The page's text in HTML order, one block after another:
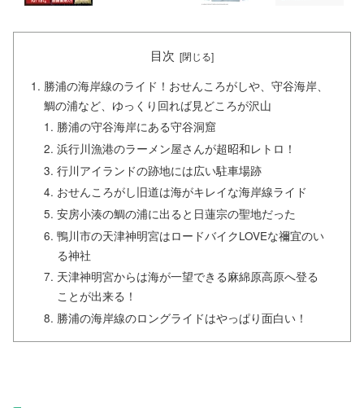
目次
勝浦の海岸線のライド！おせんころがしや、守谷海岸、
鯛の浦など、ゆっくり回れば見どころが沢山
勝浦の守谷海岸にある守谷洞窟
浜行川漁港のラーメン屋さんが超昭和レトロ！
行川アイランドの跡地には広い駐車場跡
おせんころがし旧道は海がキレイな海岸線ライド
安房小湊の鯛の浦に出ると日蓮宗の聖地だった
鴨川市の天津神明宮はロードバイクLOVEな禰宜のい
る神社
天津神明宮からは海が一望できる麻綿原高原へ登る
ことが出来る！
勝浦の海岸線のロングライドはやっぱり面白い！